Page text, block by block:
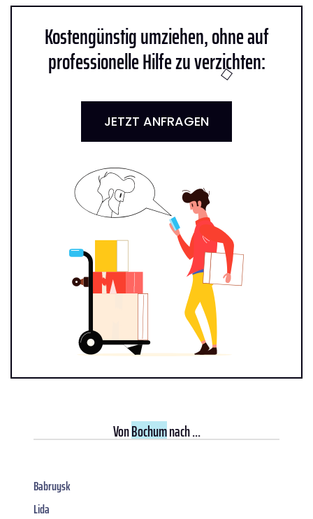
Kostengünstig umziehen, ohne auf
professionelle Hilfe zu verzichten:
JETZT ANFRAGEN
VonBochumnach ...
Babruysk
Lida